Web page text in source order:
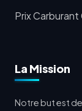
Prix Carburant
La Mission
Notre but est